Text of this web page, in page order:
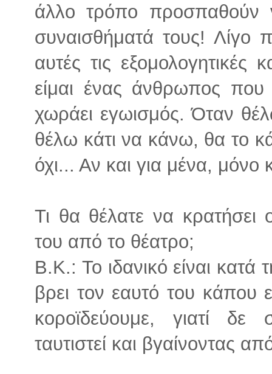
άλλο τρόπο προσπαθούν
συναισθήματά τους! Λίγο
αυτές τις
είμαι ένας άνθρωπος
χωράει εγωισμός. Όταν
θέλω κάτι να κάνω, θα το
όχι... Αν και για μένα, μόνο
Τι θα θέλατε να
του από το θέατρο;
Β.Κ.: Το ιδανικό είναι κατά
βρει τον εαυτό του κάπου
κοροϊδεύουμε, γιατί δε
ταυτιστεί και βγαίνοντας